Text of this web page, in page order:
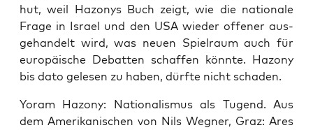
hut, weil Hazo­nys Buch zeigt, wie die natio­na­le
Fra­ge in Isra­el und den USA wie­der offe­ner aus­
ge­han­delt wird, was neu­en Spiel­raum auch für
euro­päi­sche Debat­ten schaf­fen könn­te. Hazo­ny
bis dato gele­sen zu haben, dürf­te nicht schaden.
Yoram Hazo­ny: Natio­na­lis­mus als Tugend. Aus
dem Ame­ri­ka­ni­schen von Nils Weg­ner, Graz: Ares